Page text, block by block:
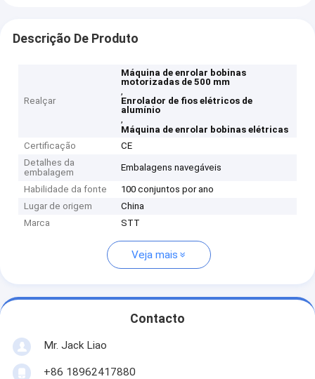
Descrição De Produto
Realçar
Máquina de enrolar bobinas
motorizadas de 500 mm
,
Enrolador de fios elétricos de
alumínio
,
Máquina de enrolar bobinas elétricas
Certificação
CE
Detalhes da
embalagem
Embalagens navegáveis
Habilidade da fonte
100 conjuntos por ano
Lugar de origem
China
Marca
STT
Veja mais
Contacto
Mr. Jack Liao
+86 18962417880